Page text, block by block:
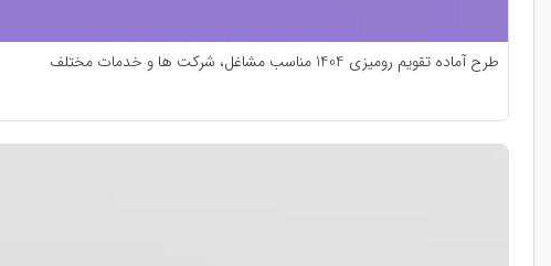
طرح آماده تقویم رومیزی 1404 مناسب مشاغل، شرکت ها و خدمات مختلف